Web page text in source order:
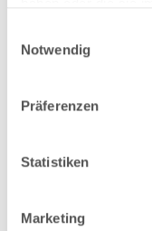
Notwendig
Präferenzen
Statistiken
Marketing